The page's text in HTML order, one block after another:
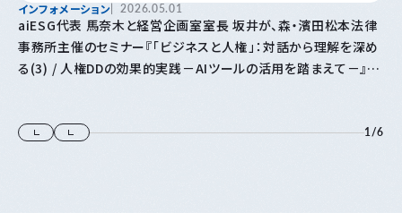
インフォメーション 2026.05.01
aiESG代表 馬奈木と経営企画室室長 坂井が、森・濱田松本法律
事務所主催のセミナー『「⁠ビジネスと人権⁠」⁠：対話から理解を深め
る(3) / 人権DDの効果的実践－AIツールの活用を踏まえて－』に
1/6